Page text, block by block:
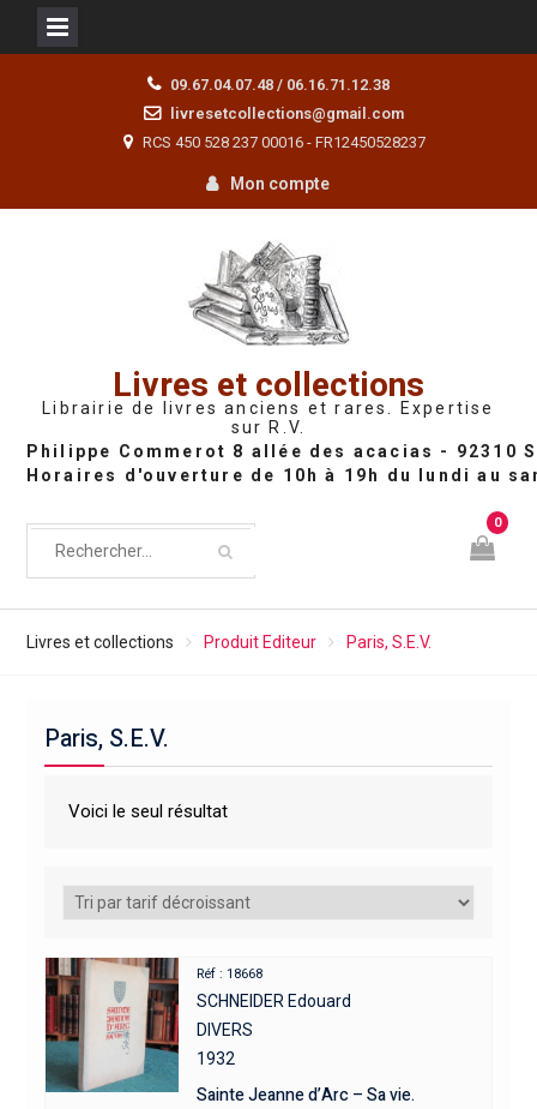
09.67.04.07.48 / 06.16.71.12.38
livresetcollections@gmail.com
RCS 450 528 237 00016 - FR12450528237
Mon compte
Livres et collections
Librairie de livres anciens et rares. Expertise
sur R.V.
0
Livres et collections Produit Editeur Paris, S.E.V.
Paris, S.E.V.
Voici le seul résultat
Réf : 18668
SCHNEIDER Edouard
DIVERS
1932
Sainte Jeanne d’Arc – Sa vie.